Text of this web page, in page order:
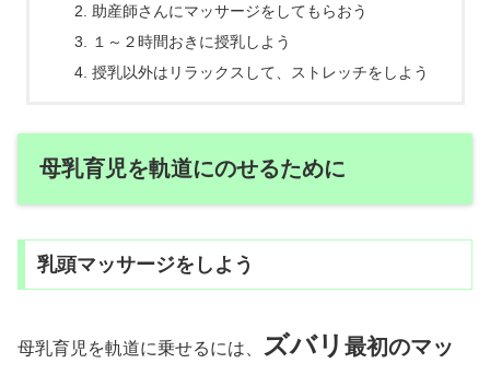
助産師さんにマッサージをしてもらおう
１～２時間おきに授乳しよう
授乳以外はリラックスして、ストレッチをしよう
母乳育児を軌道にのせるために
乳頭マッサージをしよう
母乳育児を軌道に乗せるには、 ズバリ 最初のマッ